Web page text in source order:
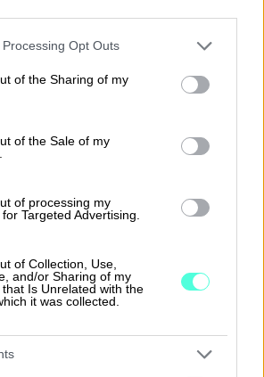
website/app uses one or more Google
or usage behaviour. You may click to
to Google and its third-party tags to
specified purposes in below Google
Opt Outs
of the Sharing of my
of the Sale of my
of processing my
Targeted Advertising.
of Collection, Use,
and/or Sharing of my
Is Unrelated with the
it was collected.
+ Aulaan
ja Aulaan ohjelmistot toimivat
avulla. Maksusuoritukset
-järjestelmään Procountorin
hakee pankista tiliotteet ja
joita käytetään suoritusten
vuokrareskontrasta
Procountoriin,
myös ostolaskujen